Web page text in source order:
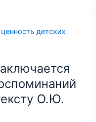
О.Ю.